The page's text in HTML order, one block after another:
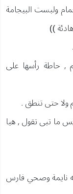
ولبست البيجامة
))
, حاطة رأسها على
ولا حتى تنطق .
ما تبى تقول , هيا
شبه نايمة وصحي فارس